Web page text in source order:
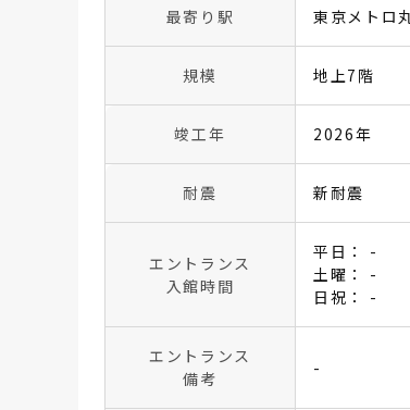
最寄り駅 東京メトロ
規模 地上7階
竣工年 2026年
耐震 新耐震
エントランス
入館時間
平日： -
土曜： -
日祝： -
エントランス
備考
-